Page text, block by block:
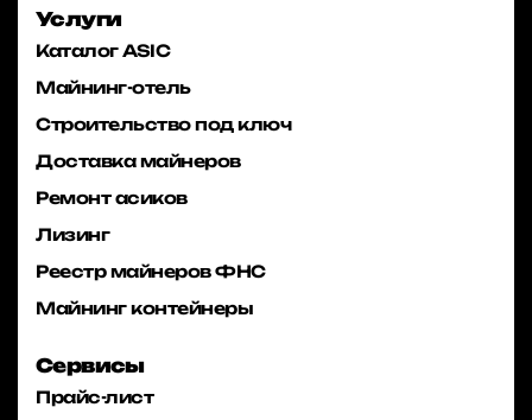
Услуги
Каталог ASIC
Майнинг-отель
Строительство под ключ
Доставка майнеров
Ремонт асиков
Лизинг
Реестр майнеров ФНС
Майнинг контейнеры
Сервисы
Прайс-лист